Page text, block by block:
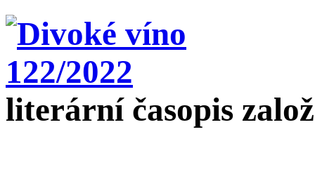
literární časopis